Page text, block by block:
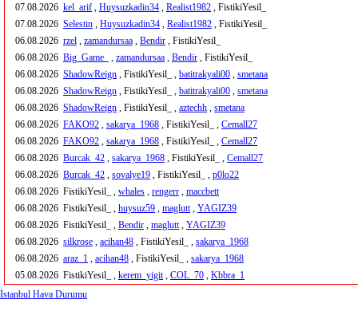
07.08.2026 kel_arif , Huysuzkadin34 , Realist1982 , FistikiYesil_
07.08.2026 Selestin , Huysuzkadin34 , Realist1982 , FistikiYesil_
06.08.2026 rzel , zamandursaa , Bendir , FistikiYesil_
06.08.2026 Big_Game_ , zamandursaa , Bendir , FistikiYesil_
06.08.2026 ShadowReign , FistikiYesil_ , batitrakyali00 , smetana
06.08.2026 ShadowReign , FistikiYesil_ , batitrakyali00 , smetana
06.08.2026 ShadowReign , FistikiYesil_ , aztechh , smetana
06.08.2026 FAKO92 , sakarya_1968 , FistikiYesil_ , Cemall27
06.08.2026 FAKO92 , sakarya_1968 , FistikiYesil_ , Cemall27
06.08.2026 Burcak_42 , sakarya_1968 , FistikiYesil_ , Cemall27
06.08.2026 Burcak_42 , sovalye19 , FistikiYesil_ , p0lo22
06.08.2026 FistikiYesil_ , whales , rengerr , maccbett
06.08.2026 FistikiYesil_ , huysuz59 , maglutt, YAGIZ39
06.08.2026 FistikiYesil_ , Bendir , maglutt, YAGIZ39
06.08.2026 silkrose , acihan48 , FistikiYesil_ , sakarya_1968
06.08.2026 araz_1 , acihan48 , FistikiYesil_ , sakarya_1968
05.08.2026 FistikiYesil_ , kerem_yigit, COL_70 , Kbbra_1
İstanbul Hava Durumu